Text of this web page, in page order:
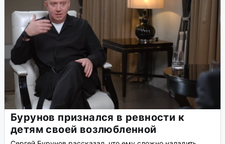
Бурунов признался в ревности к
детям своей возлюбленной